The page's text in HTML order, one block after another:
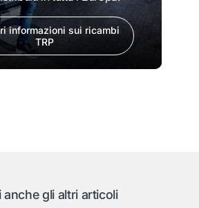
informazioni sui ricambi
TRP
anche gli altri articoli